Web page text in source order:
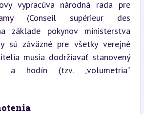
vypracúva národná rada pre
(Conseil supérieur des
základe pokynov ministerstva
sú záväzné pre všetky verejné
musia dodržiavať stanovený
a hodín (tzv. „volumetria“